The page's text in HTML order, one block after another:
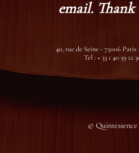
email. Thank
40, rue de Seine - 75006
Tel : + 33 1 40 39 12
© Quintessence